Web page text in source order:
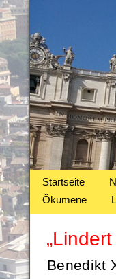
Startseite
Ökumene
Benedikt